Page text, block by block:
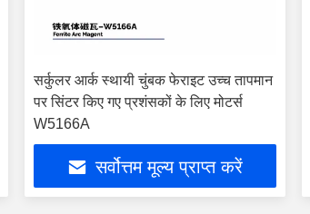
सर्कुलर आर्क स्थायी चुंबक फेराइट उच्च तापमान
पर सिंटर किए गए प्रशंसकों के लिए मोटर्स
W5166A
सर्वोत्तम मूल्य प्राप्त करें